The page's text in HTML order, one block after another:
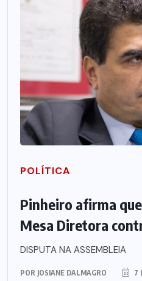
POLÍTICA
Pinheiro afirma
Mesa Diretora
DISPUTA NA ASSEMBLEIA
POR JOSIANE DALMAGRO 7